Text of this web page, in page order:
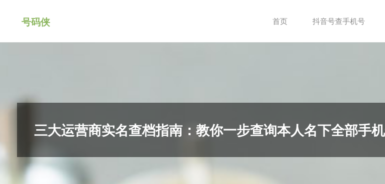
号码侠 首页 抖音号查手机号
三大运营商实名查档指南：教你一步查询本人名下全部手